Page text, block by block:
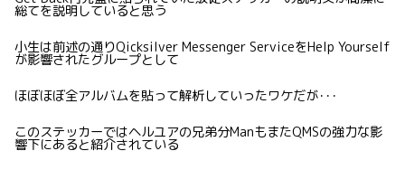
総てを説明していると思う
小生は前述の通りQicksilver Messenger ServiceをHelp Yourself
が影響されたグループとして
ほぼほぼ全アルバムを貼って解析していったワケだが･･･
このステッカーではヘルユアの兄弟分ManもまたQMSの強力な影
響下にあると紹介されている